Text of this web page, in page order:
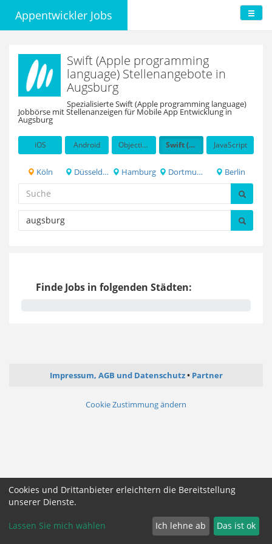
Appentwickler Jobs
Swift (Apple programming
language) Stellenangebote in
Augsburg
Spezialisierte Swift (Apple programming language)
Jobbörse mit Stellenanzeigen für Mobile App Entwicklung in
Augsburg
iOS Android Objective-C Swift (Apple programming language) JavaScript
Köln Düsseldorf Hamburg Dortmund Berlin
Finde Jobs in folgenden Städten:
Impressum, AGB und Datenschutz Partner
Cookie Zustimmung ändern
Cookies und Drittanbieter erleichtern die Bereitstellung
unserer Dienste.
Lassen Sie mich wählen Ich lehne ab Das ist ok